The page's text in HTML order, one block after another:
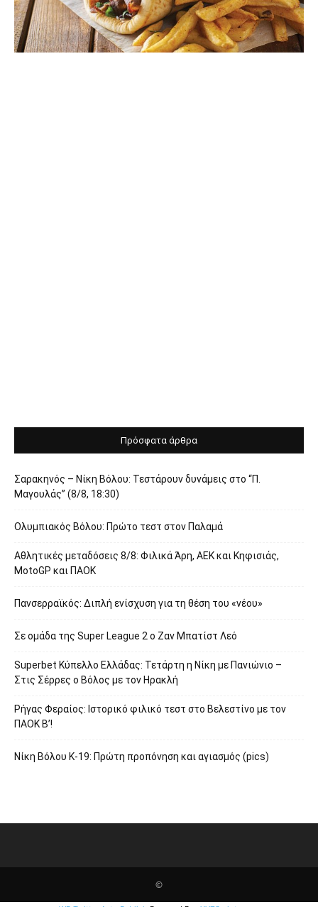
Πρόσφατα άρθρα
Σαρακηνός – Νίκη Βόλου: Τεστάρουν δυνάμεις στο “Π.
Μαγουλάς” (8/8, 18:30)
Ολυμπιακός Βόλου: Πρώτο τεστ στον Παλαμά
Αθλητικές μεταδόσεις 8/8: Φιλικά Άρη, ΑΕΚ και Κηφισιάς,
MotoGP και ΠΑΟΚ
Πανσερραϊκός: Διπλή ενίσχυση για τη θέση του «νέου»
Σε ομάδα της Super League 2 o Ζαν Μπατίστ Λεό
Superbet Κύπελλο Ελλάδας: Τετάρτη η Νίκη με Πανιώνιο –
Στις Σέρρες ο Βόλος με τον Ηρακλή
Ρήγας Φεραίος: Ιστορικό φιλικό τεστ στο Βελεστίνο με τον
ΠΑΟΚ Β’!
Νίκη Βόλου Κ-19: Πρώτη προπόνηση και αγιασμός (pics)
©